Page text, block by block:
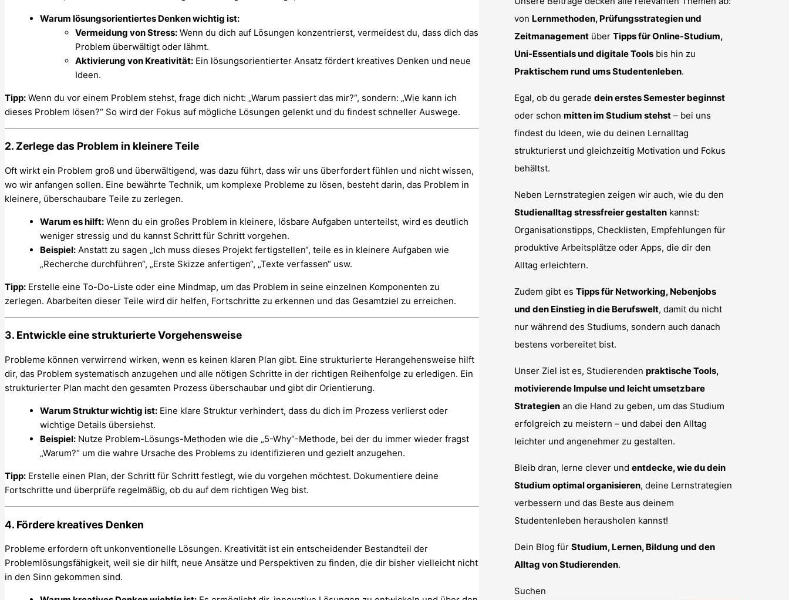
Warum lösungsorientiertes Denken wichtig ist:
Vermeidung von Stress: Wenn du dich auf Lösungen konzentrierst, vermeidest du, dass dich das
Problem überwältigt oder lähmt.
Aktivierung von Kreativität: Ein lösungsorientierter Ansatz fördert kreatives Denken und neue
Ideen.
Tipp: Wenn du vor einem Problem stehst, frage dich nicht: „Warum passiert das mir?“, sondern: „Wie kann ich
dieses Problem lösen?“ So wird der Fokus auf mögliche Lösungen gelenkt und du findest schneller Auswege.
2. Zerlege das Problem in kleinere Teile
Oft wirkt ein Problem groß und überwältigend, was dazu führt, dass wir uns überfordert fühlen und nicht wissen,
wo wir anfangen sollen. Eine bewährte Technik, um komplexe Probleme zu lösen, besteht darin, das Problem in
kleinere, überschaubare Teile zu zerlegen.
Warum es hilft: Wenn du ein großes Problem in kleinere, lösbare Aufgaben unterteilst, wird es deutlich
weniger stressig und du kannst Schritt für Schritt vorgehen.
Beispiel: Anstatt zu sagen „Ich muss dieses Projekt fertigstellen“, teile es in kleinere Aufgaben wie
„Recherche durchführen“, „Erste Skizze anfertigen“, „Texte verfassen“ usw.
Tipp: Erstelle eine To-Do-Liste oder eine Mindmap, um das Problem in seine einzelnen Komponenten zu
zerlegen. Abarbeiten dieser Teile wird dir helfen, Fortschritte zu erkennen und das Gesamtziel zu erreichen.
3. Entwickle eine strukturierte Vorgehensweise
Probleme können verwirrend wirken, wenn es keinen klaren Plan gibt. Eine strukturierte Herangehensweise hilft
dir, das Problem systematisch anzugehen und alle nötigen Schritte in der richtigen Reihenfolge zu erledigen. Ein
strukturierter Plan macht den gesamten Prozess überschaubar und gibt dir Orientierung.
Warum Struktur wichtig ist: Eine klare Struktur verhindert, dass du dich im Prozess verlierst oder
wichtige Details übersiehst.
Beispiel: Nutze Problem-Lösungs-Methoden wie die „5-Why“-Methode, bei der du immer wieder fragst
„Warum?“ um die wahre Ursache des Problems zu identifizieren und gezielt anzugehen.
Tipp: Erstelle einen Plan, der Schritt für Schritt festlegt, wie du vorgehen möchtest. Dokumentiere deine
Fortschritte und überprüfe regelmäßig, ob du auf dem richtigen Weg bist.
4. Fördere kreatives Denken
Probleme erfordern oft unkonventionelle Lösungen. Kreativität ist ein entscheidender Bestandteil der
Problemlösungsfähigkeit, weil sie dir hilft, neue Ansätze und Perspektiven zu finden, die dir bisher vielleicht nicht
in den Sinn gekommen sind.
von Lernmethoden, Prüfungsstrategien und
Zeitmanagement über Tipps für Online-Studium,
Uni-Essentials und digitale Tools bis hin zu
Praktischem rund ums Studentenleben.
Egal, ob du gerade dein erstes Semester beginnst
oder schon mitten im Studium stehst – bei uns
findest du Ideen, wie du deinen Lernalltag
strukturierst und gleichzeitig Motivation und Fokus
behältst.
Neben Lernstrategien zeigen wir auch, wie du den
Studienalltag stressfreier gestalten kannst:
Organisationstipps, Checklisten, Empfehlungen für
produktive Arbeitsplätze oder Apps, die dir den
Alltag erleichtern.
Zudem gibt es Tipps für Networking, Nebenjobs
und den Einstieg in die Berufswelt, damit du nicht
nur während des Studiums, sondern auch danach
bestens vorbereitet bist.
Unser Ziel ist es, Studierenden praktische Tools,
motivierende Impulse und leicht umsetzbare
Strategien an die Hand zu geben, um das Studium
erfolgreich zu meistern – und dabei den Alltag
leichter und angenehmer zu gestalten.
Bleib dran, lerne clever und entdecke, wie du dein
Studium optimal organisieren, deine Lernstrategien
verbessern und das Beste aus deinem
Studentenleben herausholen kannst!
Dein Blog für Studium, Lernen, Bildung und den
Alltag von Studierenden.
Suchen